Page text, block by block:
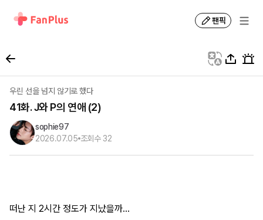
팬픽
우린 선을 넘지 않기로 했다
41화. J와 P의 연애 (2)
sophie97
2026.07.05 조회수 32
떠난 지 2시간 정도가 지났을까...